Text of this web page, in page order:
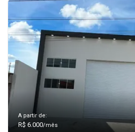
A partir de:
R$ 6.000/mês